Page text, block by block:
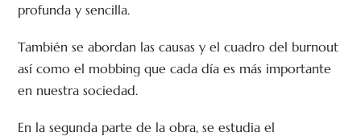
profunda y sencilla.
También se abordan las causas y el cuadro del burnout
así como el mobbing que cada día es más importante
en nuestra sociedad.
En la segunda parte de la obra, se estudia el